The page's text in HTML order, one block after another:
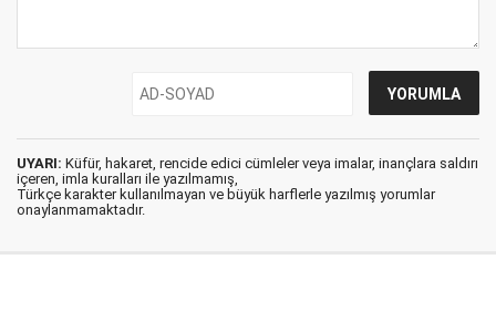
UYARI: Küfür, hakaret, rencide edici cümleler veya imalar, inançlara saldırı
içeren, imla kuralları ile yazılmamış,
Türkçe karakter kullanılmayan ve büyük harflerle yazılmış yorumlar
onaylanmamaktadır.